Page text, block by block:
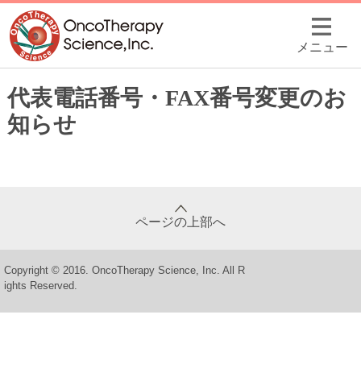
メニュー
代表電話番号・FAX番号変更のお
知らせ
ページの上部へ
Copyright © 2016. OncoTherapy Science, Inc. All R
ights Reserved.